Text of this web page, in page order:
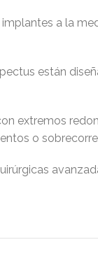
a la
están
extremos
o